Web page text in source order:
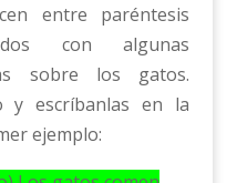
entre paréntesis
con algunas
sobre los gatos.
y escríbanlas en la
ejemplo: